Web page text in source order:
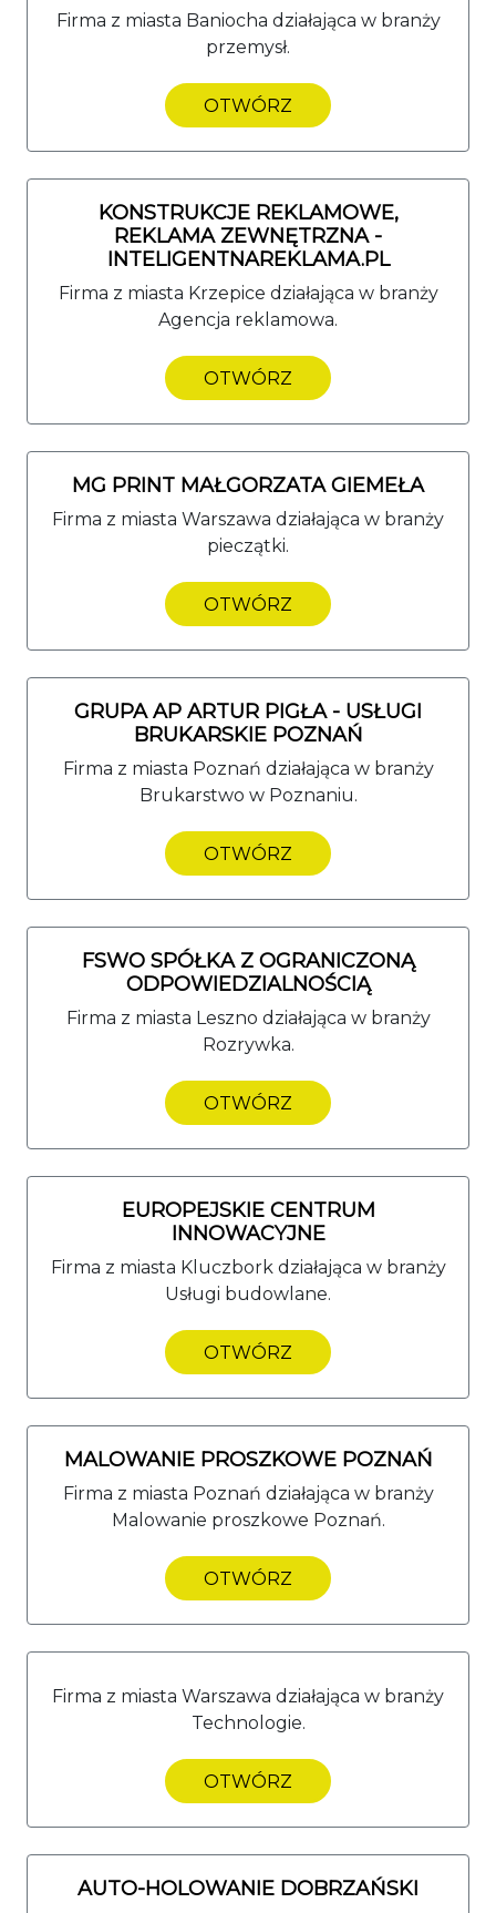
Firma z miasta Baniocha działająca w branży
przemysł.
OTWÓRZ
KONSTRUKCJE REKLAMOWE,
REKLAMA ZEWNĘTRZNA -
INTELIGENTNAREKLAMA.PL
Firma z miasta Krzepice działająca w branży
Agencja reklamowa.
OTWÓRZ
MG PRINT MAŁGORZATA GIEMEŁA
Firma z miasta Warszawa działająca w branży
pieczątki.
OTWÓRZ
GRUPA AP ARTUR PIGŁA - USŁUGI
BRUKARSKIE POZNAŃ
Firma z miasta Poznań działająca w branży
Brukarstwo w Poznaniu.
OTWÓRZ
FSWO SPÓŁKA Z OGRANICZONĄ
ODPOWIEDZIALNOŚCIĄ
Firma z miasta Leszno działająca w branży
Rozrywka.
OTWÓRZ
EUROPEJSKIE CENTRUM
INNOWACYJNE
Firma z miasta Kluczbork działająca w branży
Usługi budowlane.
OTWÓRZ
MALOWANIE PROSZKOWE POZNAŃ
Firma z miasta Poznań działająca w branży
Malowanie proszkowe Poznań.
OTWÓRZ
Firma z miasta Warszawa działająca w branży
Technologie.
OTWÓRZ
AUTO-HOLOWANIE DOBRZAŃSKI